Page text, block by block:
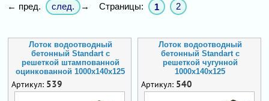
← пред. след. → Страницы: 1 2
Лоток водоотводный
бетонный Standart с
решеткой штампованной
оцинкованной 1000x140x125
Артикул: 539
Лоток водоотводный
бетонный Standart с
решеткой чугунной
1000x140x125
Артикул: 540